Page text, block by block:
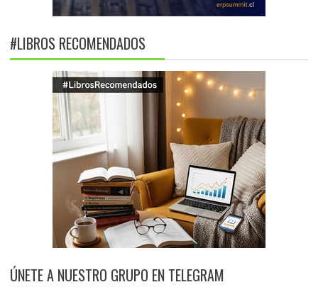
#LIBROS RECOMENDADOS
ÚNETE A NUESTRO GRUPO EN TELEGRAM